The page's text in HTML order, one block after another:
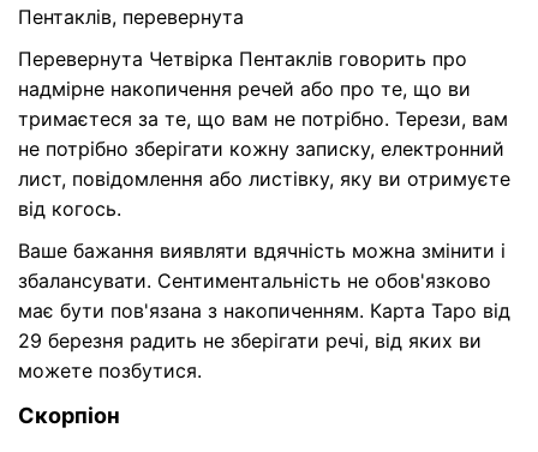
Пентаклів, перевернута
Перевернута Четвірка Пентаклів говорить про
надмірне накопичення речей або про те, що ви
тримаєтеся за те, що вам не потрібно. Терези, вам
не потрібно зберігати кожну записку, електронний
лист, повідомлення або листівку, яку ви отримуєте
від когось.
Ваше бажання виявляти вдячність можна змінити і
збалансувати. Сентиментальність не обов'язково
має бути пов'язана з накопиченням. Карта Таро від
29 березня радить не зберігати речі, від яких ви
можете позбутися.
Скорпіон